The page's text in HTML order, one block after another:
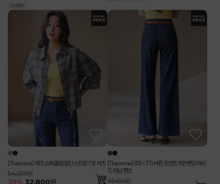
[Theonme] 체크 소매 롤업 밑단 스트링 7부 셔츠
54,200원
39% 32,800원
[Theonme] (55~77) 버튼 포인트 히든밴딩 와이
드 데님 팬츠
91,400원